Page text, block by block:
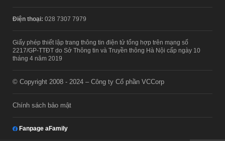
Điện thoại: 028 7307 7979
Giấy phép thiết lập trang thông tin điện tử tổng hợp trên mạng số
2217/GP-TTĐT do Sở Thông tin và Truyền thông Hà Nội cấp ngày 10
tháng 4 năm 2019
© Copyright 2008 - 2024 – Công ty Cổ phần VCCorp
Chính sách bảo mật
Fanpage aFamily